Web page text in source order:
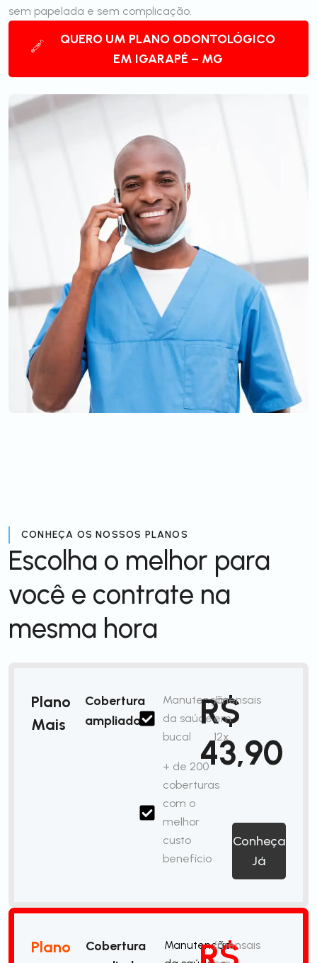
sem papelada e sem complicação.
QUERO UM PLANO ODONTOLÓGICO
EM IGARAPÉ – MG
CONHEÇA OS NOSSOS PLANOS
Escolha o melhor para
você e contrate na
mesma hora
Plano
Mais
Cobertura
ampliada
Manutenção
da saúde
bucal
+ de 200
coberturas
com o
melhor
custo
benefício
R$
43,90
/mensais
em
12x
Conheça
Já
Plano
Cobertura
Manutenção/mensais